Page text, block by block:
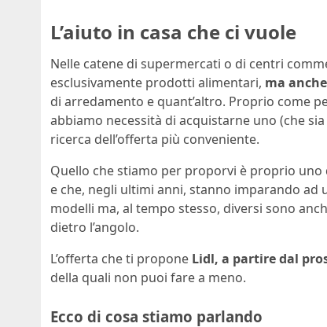
L’aiuto in casa che ci vuole
Nelle catene di supermercati o di centri
esclusivamente prodotti alimentari, ma
di arredamento e quant’altro. Proprio come
abbiamo necessità di acquistarne uno (che
ricerca dell’offerta più conveniente.
Quello che stiamo per proporvi è proprio
e che, negli ultimi anni, stanno imparando ad
modelli ma, al tempo stesso, diversi sono
dietro l’angolo.
L’offerta che ti propone Lidl, a partire dal
della quali non puoi fare a meno.
Ecco di cosa stiamo parlando